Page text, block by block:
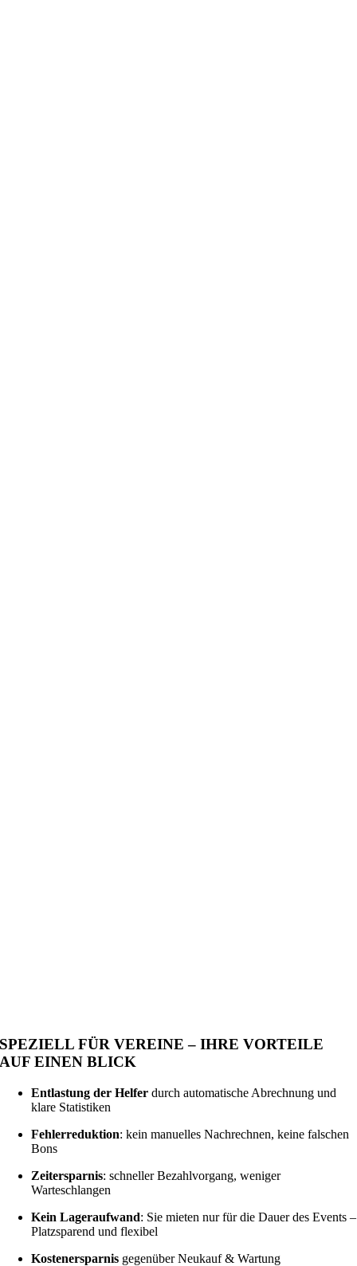
SPEZIELL FÜR VEREINE – IHRE VORTEILE
AUF EINEN BLICK
Entlastung der Helfer durch automatische Abrechnung und
klare Statistiken
Fehlerreduktion: kein manuelles Nachrechnen, keine falschen
Bons
Zeitersparnis: schneller Bezahlvorgang, weniger
Warteschlangen
Kein Lageraufwand: Sie mieten nur für die Dauer des Events –
Platzsparend und flexibel
Kostenersparnis gegenüber Neukauf & Wartung